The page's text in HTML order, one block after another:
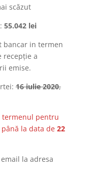
scăzut
55.042 lei
bancar in termen
recepție a
emise.
16 iulie 2020,
termenul pentru
la data de 22
la adresa